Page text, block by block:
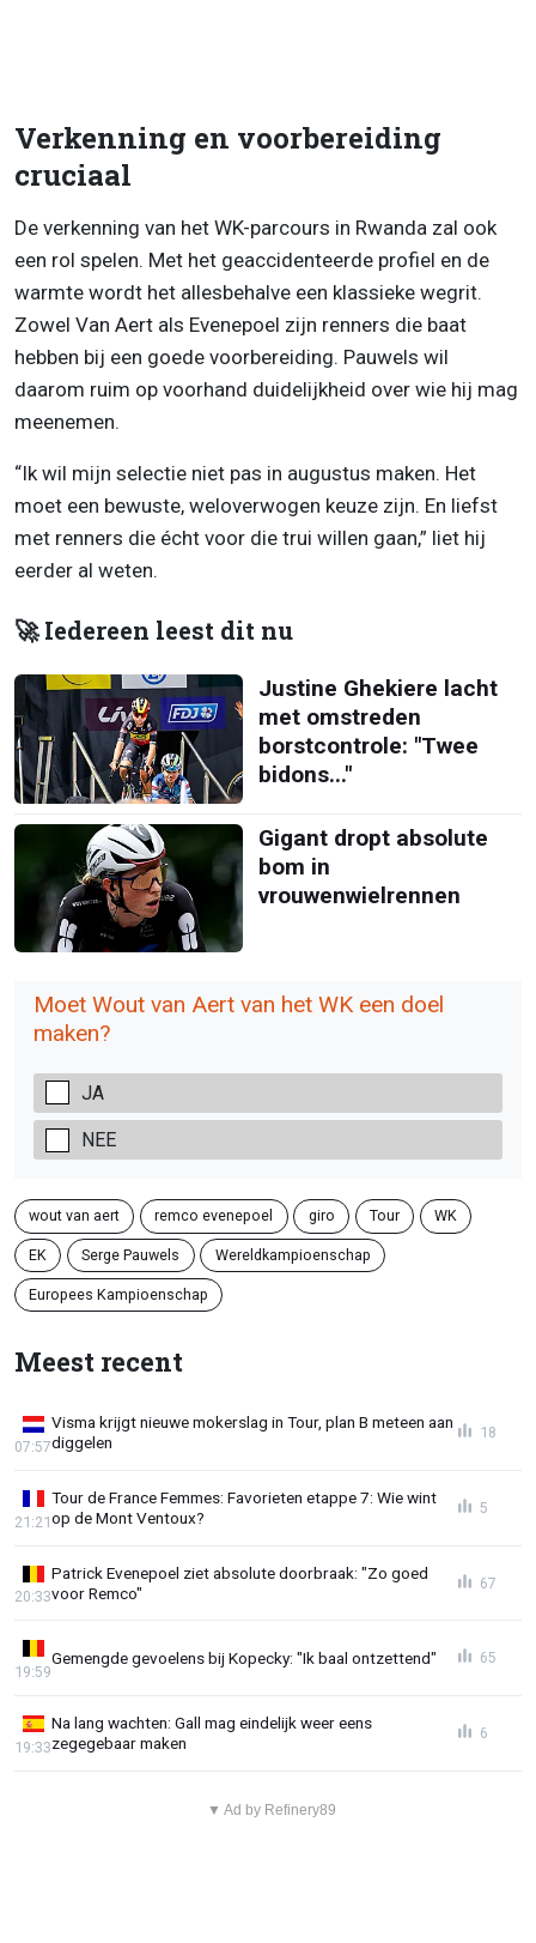
Verkenning en voorbereiding
cruciaal
De verkenning van het WK-parcours in Rwanda zal ook
een rol spelen. Met het geaccidenteerde profiel en de
warmte wordt het allesbehalve een klassieke wegrit.
Zowel Van Aert als Evenepoel zijn renners die baat
hebben bij een goede voorbereiding. Pauwels wil
daarom ruim op voorhand duidelijkheid over wie hij mag
meenemen.
“Ik wil mijn selectie niet pas in augustus maken. Het
moet een bewuste, weloverwogen keuze zijn. En liefst
met renners die écht voor die trui willen gaan,” liet hij
eerder al weten.
🚀 Iedereen leest dit nu
Justine Ghekiere lacht
met omstreden
borstcontrole: "Twee
bidons..."
Gigant dropt absolute
bom in
vrouwenwielrennen
Moet Wout van Aert van het WK een doel
maken?
JA
NEE
wout van aert remco evenepoel giro Tour WK
EK Serge Pauwels Wereldkampioenschap
Europees Kampioenschap
Meest recent
Visma krijgt nieuwe mokerslag in Tour, plan B meteen aan
diggelen
07:57
18
Tour de France Femmes: Favorieten etappe 7: Wie wint
op de Mont Ventoux?
21:21
5
Patrick Evenepoel ziet absolute doorbraak: "Zo goed
voor Remco"
20:33
67
Gemengde gevoelens bij Kopecky: "Ik baal ontzettend"
19:59
65
Na lang wachten: Gall mag eindelijk weer eens
zegegebaar maken
19:33
6
▼ Ad by Refinery89